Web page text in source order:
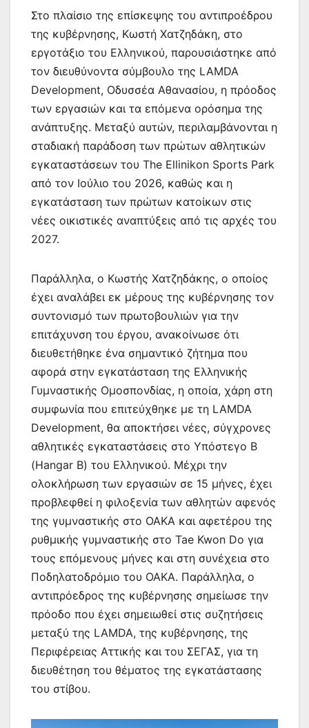
Στο πλαίσιο της επίσκεψης του αντιπροέδρου
της κυβέρνησης, Κωστή Χατζηδάκη, στο
εργοτάξιο του Ελληνικού, παρουσιάστηκε από
τον διευθύνοντα σύμβουλο της LAMDA
Development, Οδυσσέα Αθανασίου, η πρόοδος
των εργασιών και τα επόμενα ορόσημα της
ανάπτυξης. Μεταξύ αυτών, περιλαμβάνονται η
σταδιακή παράδοση των πρώτων αθλητικών
εγκαταστάσεων του The Ellinikon Sports Park
από τον Ιούλιο του 2026, καθώς και η
εγκατάσταση των πρώτων κατοίκων στις
νέες οικιστικές αναπτύξεις από τις αρχές του
2027.
Παράλληλα, ο Κωστής Χατζηδάκης, ο οποίος
έχει αναλάβει εκ μέρους της κυβέρνησης τον
συντονισμό των πρωτοβουλιών για την
επιτάχυνση του έργου, ανακοίνωσε ότι
διευθετήθηκε ένα σημαντικό ζήτημα που
αφορά στην εγκατάσταση της Ελληνικής
Γυμναστικής Ομοσπονδίας, η οποία, χάρη στη
συμφωνία που επιτεύχθηκε με τη LAMDA
Development, θα αποκτήσει νέες, σύγχρονες
αθλητικές εγκαταστάσεις στο Υπόστεγο Β
(Hangar B) του Ελληνικού. Μέχρι την
ολοκλήρωση των εργασιών σε 15 μήνες, έχει
προβλεφθεί η φιλοξενία των αθλητών αφενός
της γυμναστικής στο ΟΑΚΑ και αφετέρου της
ρυθμικής γυμναστικής στο Tae Kwon Do για
τους επόμενους μήνες και στη συνέχεια στο
Ποδηλατοδρόμιο του ΟΑΚΑ. Παράλληλα, ο
αντιπρόεδρος της κυβέρνησης σημείωσε την
πρόοδο που έχει σημειωθεί στις συζητήσεις
μεταξύ της LAMDA, της κυβέρνησης, της
Περιφέρειας Αττικής και του ΣΕΓΑΣ, για τη
διευθέτηση του θέματος της εγκατάστασης
του στίβου.